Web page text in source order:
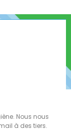
Nous nous
à des tiers.